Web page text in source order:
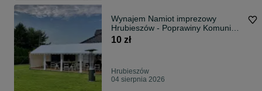
Wynajem Namiot imprezowy
Hrubieszów - Poprawiny Komunie
Chrzciny Urodz
10 zł
Hrubieszów
04 sierpnia 2026